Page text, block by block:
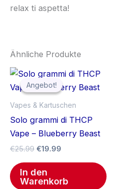
relax ti aspetta!
Ähnliche Produkte
Angebot!
Angebot!
Vapes & Kartuschen
Solo grammi di THCP
Vape – Blueberry Beast
€25.99
Ursprünglicher
Preis
war:
€19.99
Aktueller
ist:
In den
Warenkorb